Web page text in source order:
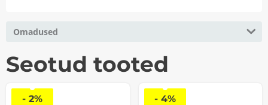
Omadused
Seotud tooted
- 2% - 4%